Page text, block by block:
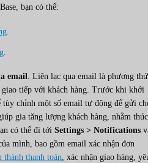
bạn có thể:
email. Liên lạc qua email là phương
tiếp với khách hàng. Trước khi khởi
tùy chỉnh một số email tự động để gửi
gia tăng lượng khách hàng, nhằm thúc
có thể đi tới Settings > Notifications
mình, bao gồm email xác nhận đơn
thành thanh toán, xác nhận giao hàng,